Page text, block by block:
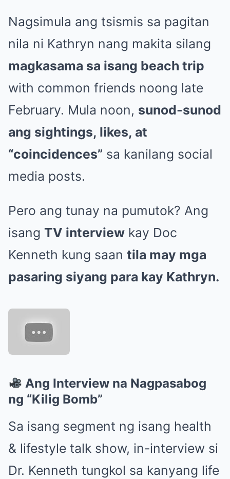
Nagsimula ang tsismis sa pagitan
nila ni Kathryn nang makita silang
magkasama sa isang beach trip
with common friends noong late
February. Mula noon, sunod-sunod
ang sightings, likes, at
“coincidences” sa kanilang social
media posts.
Pero ang tunay na pumutok? Ang
isang TV interview kay Doc
Kenneth kung saan tila may mga
pasaring siyang para kay Kathryn.
Ang Interview na Nagpasabog
ng “Kilig Bomb”
Sa isang segment ng isang health
& lifestyle talk show, in-interview si
Dr. Kenneth tungkol sa kanyang life